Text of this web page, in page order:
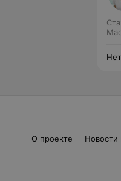
О проекте Новости